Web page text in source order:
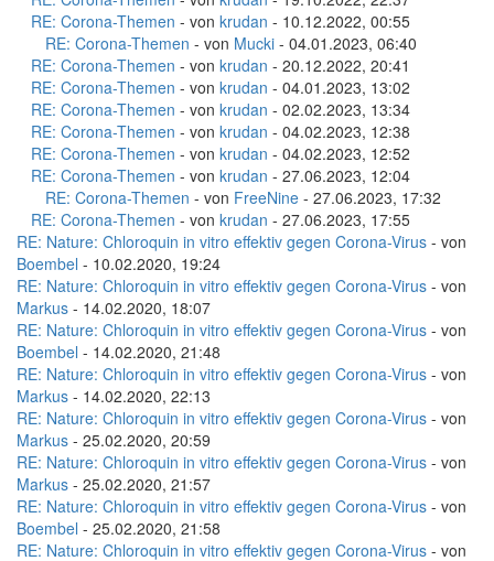
RE: Corona-Themen - von krudan - 10.12.2022, 00:55
RE: Corona-Themen - von Mucki - 04.01.2023, 06:40
RE: Corona-Themen - von krudan - 20.12.2022, 20:41
RE: Corona-Themen - von krudan - 04.01.2023, 13:02
RE: Corona-Themen - von krudan - 02.02.2023, 13:34
RE: Corona-Themen - von krudan - 04.02.2023, 12:38
RE: Corona-Themen - von krudan - 04.02.2023, 12:52
RE: Corona-Themen - von krudan - 27.06.2023, 12:04
RE: Corona-Themen - von FreeNine - 27.06.2023, 17:32
RE: Corona-Themen - von krudan - 27.06.2023, 17:55
RE: Nature: Chloroquin in vitro effektiv gegen Corona-Virus - von
Boembel - 10.02.2020, 19:24
RE: Nature: Chloroquin in vitro effektiv gegen Corona-Virus - von
Markus - 14.02.2020, 18:07
RE: Nature: Chloroquin in vitro effektiv gegen Corona-Virus - von
Boembel - 14.02.2020, 21:48
RE: Nature: Chloroquin in vitro effektiv gegen Corona-Virus - von
Markus - 14.02.2020, 22:13
RE: Nature: Chloroquin in vitro effektiv gegen Corona-Virus - von
Markus - 25.02.2020, 20:59
RE: Nature: Chloroquin in vitro effektiv gegen Corona-Virus - von
Markus - 25.02.2020, 21:57
RE: Nature: Chloroquin in vitro effektiv gegen Corona-Virus - von
Boembel - 25.02.2020, 21:58
RE: Nature: Chloroquin in vitro effektiv gegen Corona-Virus - von